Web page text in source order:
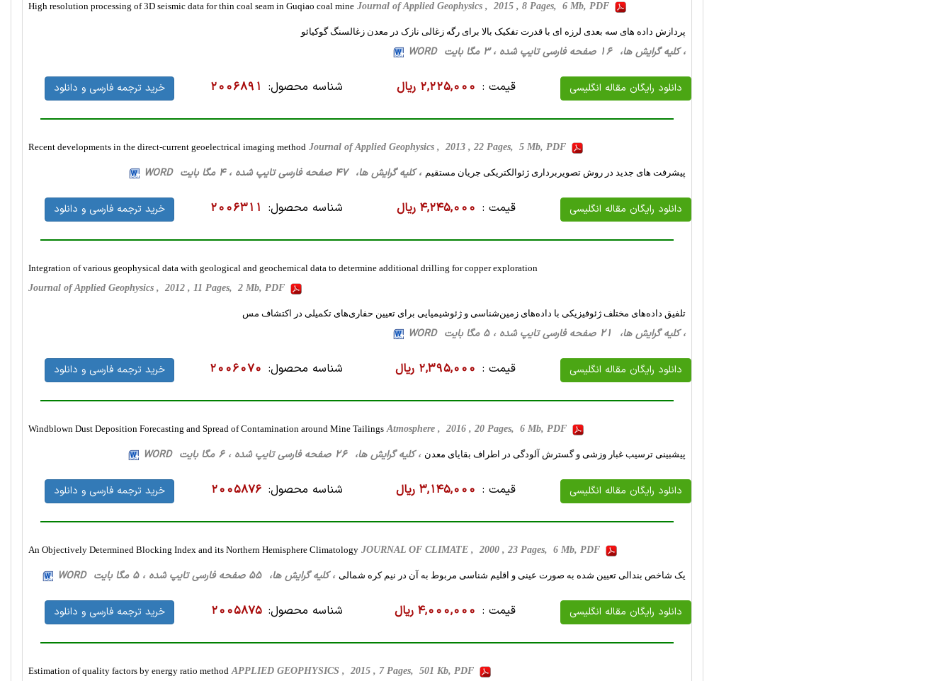
High resolution processing of 3D seismic data for thin coal seam in Guqiao coal mine Journal of Applied Geophysics , 2015 , 8 Pages, 6 Mb, PDF
پردازش داده های سه بعدی لرزه ای با قدرت تفکیک بالا برای رگه زغالی نازک در معدن زغالسنگ گوکیائو
، کلیه گرایش ها، 16 صفحه فارسی تایپ شده ، 3 مگا بایت WORD
دانلود رایگان مقاله انگلیسی قیمت : 2,225,000 ریال شناسه محصول: 2006891 خرید ترجمه فارسی و دانلود
Recent developments in the direct-current geoelectrical imaging method Journal of Applied Geophysics , 2013 , 22 Pages, 5 Mb, PDF
پیشرفت های جدید در روش تصویربرداری ژئوالکتریکی جریان مستقیم ، کلیه گرایش ها، 47 صفحه فارسی تایپ شده ، 4 مگا بایت WORD
دانلود رایگان مقاله انگلیسی قیمت : 4,245,000 ریال شناسه محصول: 2006311 خرید ترجمه فارسی و دانلود
Integration of various geophysical data with geological and geochemical data to determine additional drilling for copper exploration
Journal of Applied Geophysics , 2012 , 11 Pages, 2 Mb, PDF
تلفیق داده‌های مختلف ژئوفیزیکی با داده‌های زمین‌شناسی و ژئوشیمیایی برای تعیین حفاری‌های تکمیلی در اکتشاف مس
، کلیه گرایش ها، 21 صفحه فارسی تایپ شده ، 5 مگا بایت WORD
دانلود رایگان مقاله انگلیسی قیمت : 2,395,000 ریال شناسه محصول: 2006070 خرید ترجمه فارسی و دانلود
Windblown Dust Deposition Forecasting and Spread of Contamination around Mine Tailings Atmosphere , 2016 , 20 Pages, 6 Mb, PDF
پیش‏بینی ترسیب غبار وزشی و گسترش آلودگی در اطراف بقایای معدن ، کلیه گرایش ها، 26 صفحه فارسی تایپ شده ، 6 مگا بایت WORD
دانلود رایگان مقاله انگلیسی قیمت : 3,145,000 ریال شناسه محصول: 2005876 خرید ترجمه فارسی و دانلود
An Objectively Determined Blocking Index and its Northern Hemisphere Climatology JOURNAL OF CLIMATE , 2000 , 23 Pages, 6 Mb, PDF
یک شاخص بندالی تعیین شده به صورت عینی و اقلیم شناسی مربوط به آن در نیم کره شمالی ، کلیه گرایش ها، 55 صفحه فارسی تایپ شده ، 5 مگا بایت WORD
دانلود رایگان مقاله انگلیسی قیمت : 4,000,000 ریال شناسه محصول: 2005875 خرید ترجمه فارسی و دانلود
Estimation of quality factors by energy ratio method APPLIED GEOPHYSICS , 2015 , 7 Pages, 501 Kb, PDF